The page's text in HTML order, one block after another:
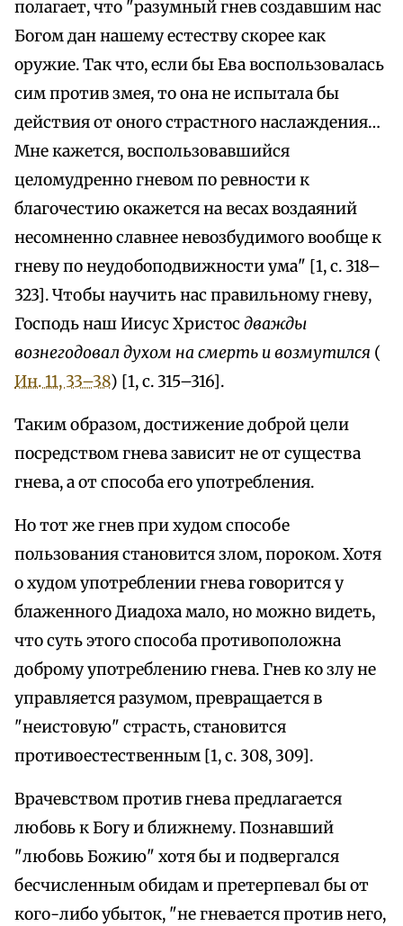
полагает, что "разумный гнев создавшим нас
Богом дан нашему естеству скорее как
оружие. Так что, если бы Ева воспользовалась
сим против змея, то она не испытала бы
действия от оного страстного наслаждения…
Мне кажется, воспользовавшийся
целомудренно гневом по ревности к
благочестию окажется на весах воздаяний
несомненно славнее невозбудимого вообще к
гневу по неудобоподвижности ума" [1, с. 318–
323]. Чтобы научить нас правильному гневу,
Господь наш Иисус Христосдважды
вознегодовал духом на смерть и возмутился (
Ин. 11, 33–38) [1, с. 315–316].
Таким образом, достижение доброй цели
посредством гнева зависит не от существа
гнева, а от способа его употребления.
Но тот же гнев при худом способе
пользования становится злом, пороком. Хотя
о худом употреблении гнева говорится у
блаженного Диадоха мало, но можно видеть,
что суть этого способа противоположна
доброму употреблению гнева. Гнев ко злу не
управляется разумом, превращается в
"неистовую" страсть, становится
противоестественным [1, с. 308, 309].
Врачевством против гнева предлагается
любовь к Богу и ближнему. Познавший
"любовь Божию" хотя бы и подвергался
бесчисленным обидам и претерпевал бы от
кого-либо убыток, "не гневается против него,